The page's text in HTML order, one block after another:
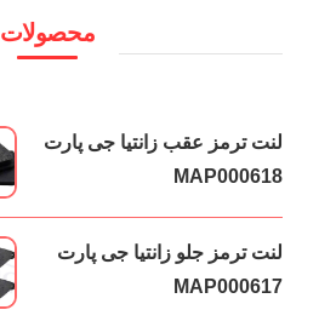
محصولات
لنت ترمز عقب زانتیا جی پارت
MAP000618
لنت ترمز جلو زانتیا جی پارت
MAP000617